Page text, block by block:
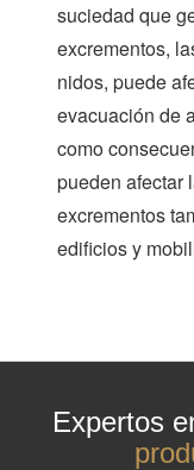
suciedad que
excrementos,
nidos, puede
evacuación de
como
pueden afectar
excrementos
edificios y
Expertos